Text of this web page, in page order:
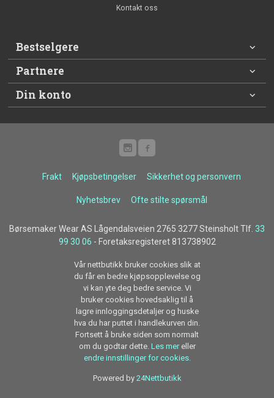
Kontakt oss
Bestselgere
Partnere
Din konto
Frakt Kjøpsbetingelser Sikkerhet og personvern
Nyhetsbrev Ofte stilte spørsmål
Børsemaker Wear AS Lågendalsveien 2765 3277 Steinsholt Tlf. 33
99 30 06 - Foretaksregisteret 813738902
Vår nettbutikk bruker cookies slik at
du får en bedre kjøpsopplevelse og
vi kan yte deg bedre service. Vi
bruker cookies hovedsaklig til å
lagre innloggingsdetaljer og huske
hva du har puttet i handlekurven din.
Fortsett å bruke siden som normalt
om du godtar dette. Les mer eller
endre innstillinger for cookies.
Powered by 24Nettbutikk